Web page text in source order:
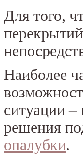
Для того,
Наиболее
ситуации –
решения
опалубки.